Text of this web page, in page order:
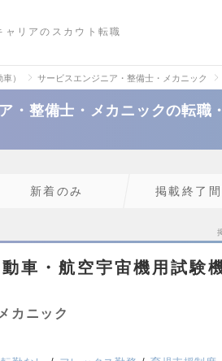
ャリアのスカウト転職
） サービスエンジニア・整備士・メカニック
・整備士・メカニックの転職
新着のみ 掲載終了間
車・航空宇宙機用試験
カニック